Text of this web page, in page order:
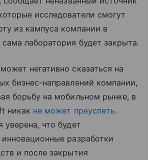
исследователи смогут
из кампуса компании в
лаборатория будет закрыта.
негативно сказаться на
бизнес-направлений компании,
борьбу на мобильном рынке, в
никак не может преуспеть.
что будет
разработки
и после закрытия